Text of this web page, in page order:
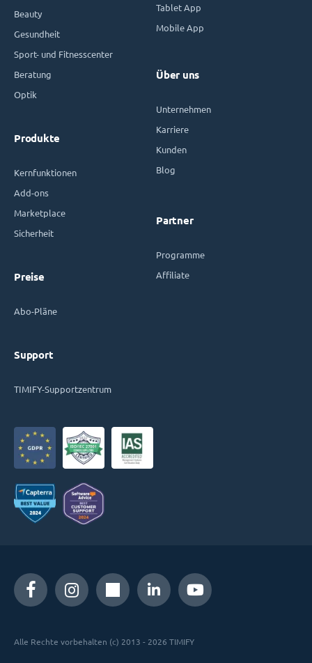
Beauty
Gesundheit
Sport- und Fitnesscenter
Beratung
Optik
Produkte
Kernfunktionen
Add-ons
Marketplace
Sicherheit
Preise
Abo-Pläne
Support
TIMIFY-Supportzentrum
Tablet App
Mobile App
Über uns
Unternehmen
Karriere
Kunden
Blog
Partner
Programme
Affiliate
Alle Rechte vorbehalten (c) 2013 - 2026 TIMIFY